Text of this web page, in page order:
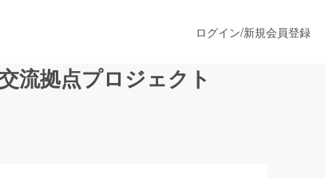
ログイン/新規会員登録
流拠点プロジェクト